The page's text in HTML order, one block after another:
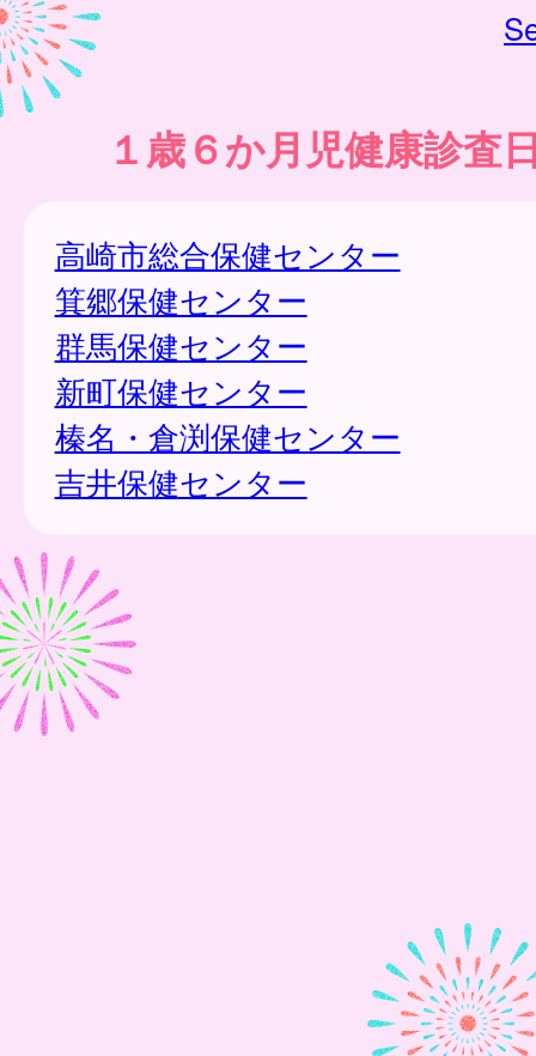
１歳６か月児健康診査
高崎市総合保健センター
箕郷保健センター
群馬保健センター
新町保健センター
榛名・倉渕保健センター
吉井保健センター